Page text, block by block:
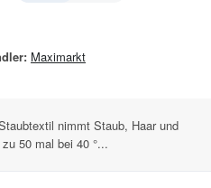
Maximarkt
nimmt Staub, Haar und
50 mal bei 40 °...